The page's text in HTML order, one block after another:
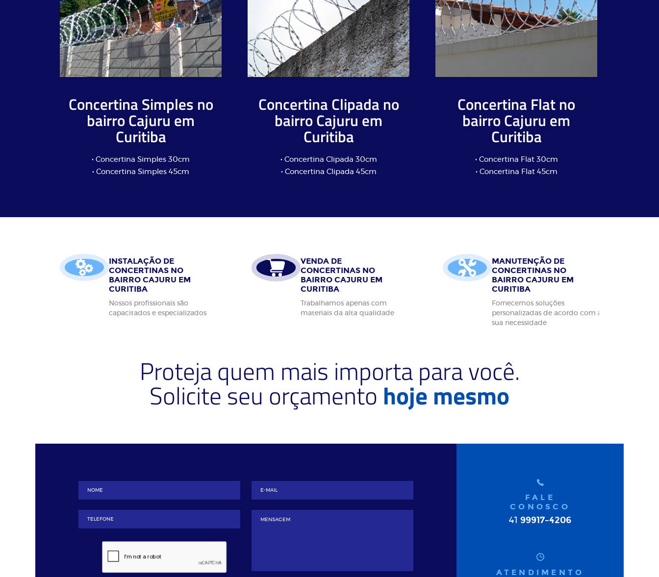
Concertina Simples no
bairro Cajuru em
Curitiba
• Concertina Simples 30cm
• Concertina Simples 45cm
Concertina Clipada no
bairro Cajuru em
Curitiba
• Concertina Clipada 30cm
• Concertina Clipada 45cm
Concertina Flat no
bairro Cajuru em
Curitiba
• Concertina Flat 30cm
• Concertina Flat 45cm
INSTALAÇÃO DE
CONCERTINAS NO
BAIRRO CAJURU EM
CURITIBA
Nossos profissionais são
capacitados e especializados
VENDA DE
CONCERTINAS NO
BAIRRO CAJURU EM
CURITIBA
Trabalhamos apenas com
materiais da alta qualidade
MANUTENÇÃO DE
CONCERTINAS NO
BAIRRO CAJURU EM
CURITIBA
Fornecemos soluções
personalizadas de acordo com a
sua necessidade
Proteja quem mais importa para você.
Solicite seu orçamento hoje mesmo
FALE
CONOSCO
41 99917-4206
ATENDIMENTO